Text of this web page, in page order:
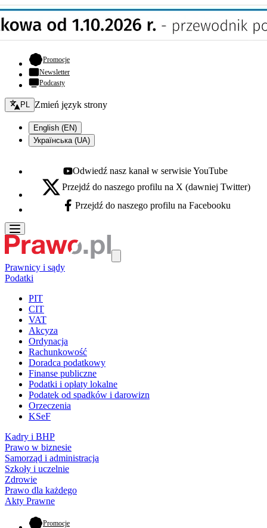
Promocje- otwiera się w nowej karcie
Newsletter
Podcasty
Zmień język - bieżący:
PL Zmień język strony
English (EN)
Українська (UA)
Youtube - otwiera się w nowej karcie
Odwiedź nasz kanał w serwisie YouTube
X - otwiera się w nowej karcie
Przejdź do naszego profilu na X (dawniej Twitter)
Facebook - otwiera się w nowej karcie
Przejdź do naszego profilu na Facebooku
Prawnicy i sądy
Podatki
PIT
CIT
VAT
Akcyza
Ordynacja
Rachunkowość
Doradca podatkowy
Finanse publiczne
Podatki i opłaty lokalne
Podatek od spadków i darowizn
Orzeczenia
KSeF
Kadry i BHP
Prawo w biznesie
Samorząd i administracja
Szkoły i uczelnie
Zdrowie
Prawo dla każdego
Akty Prawne
Promocje- otwiera się w nowej karcie